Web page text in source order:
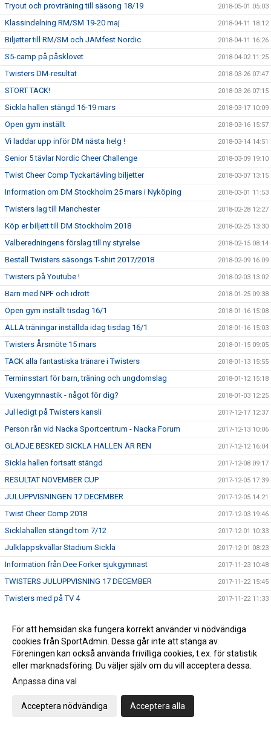
Tryout och provträning till säsong 18/19 2018-05-01 05:03
Klassindelning RM/SM 19-20 maj 2018-04-11 18:12
Biljetter till RM/SM och JAMfest Nordic 2018-04-11 16:26
S5-camp på påsklovet 2018-04-02 11:25
Twisters DM-resultat 2018-03-26 07:47
STORT TACK! 2018-03-26 07:15
Sickla hallen stängd 16-19 mars 2018-03-17 10:09
Open gym inställt 2018-03-16 15:57
Vi laddar upp inför DM nästa helg ! 2018-03-14 14:51
Senior 5 tävlar Nordic Cheer Challenge 2018-03-09 19:10
Twist Cheer Comp Tyckartävling biljetter 2018-03-07 13:15
Information om DM Stockholm 25 mars i Nyköping 2018-03-01 11:53
Twisters lag till Manchester 2018-02-28 12:27
Köp er biljett till DM Stockholm 2018 2018-02-25 13:30
Valberedningens förslag till ny styrelse 2018-02-15 08:14
Beställ Twisters säsongs T-shirt 2017/2018 2018-02-09 16:09
Twisters på Youtube ! 2018-02-03 13:02
Barn med NPF och idrott 2018-01-25 09:38
Open gym inställt tisdag 16/1 2018-01-16 15:08
ALLA träningar inställda idag tisdag 16/1 2018-01-16 15:03
Twisters Årsmöte 15 mars 2018-01-15 09:05
TACK alla fantastiska tränare i Twisters 2018-01-13 15:55
Terminsstart för barn, träning och ungdomslag 2018-01-12 15:18
Vuxengymnastik - något för dig? 2018-01-03 12:25
Jul ledigt på Twisters kansli 2017-12-17 12:37
Person rån vid Nacka Sportcentrum - Nacka Forum 2017-12-13 10:06
GLÄDJE BESKED SICKLA HALLEN ÄR REN 2017-12-12 16:04
Sickla hallen fortsatt stängd 2017-12-08 09:17
RESULTAT NOVEMBER CUP 2017-12-05 17:39
JULUPPVISNINGEN 17 DECEMBER 2017-12-05 14:21
Twist Cheer Comp 2018 2017-12-03 19:46
Sicklahallen stängd tom 7/12 2017-12-01 10:33
Julklappskvällar Stadium Sickla 2017-12-01 08:23
Information från Dee Forker sjukgymnast 2017-11-23 10:48
TWISTERS JULUPPVISNING 17 DECEMBER 2017-11-22 15:45
Twisters med på TV 4 2017-11-22 11:33
ALL TRÄNING INSTÄLLD I DAG 2017-11-21 11:59
Dräktansvarig i Twisters sökes 2017-11-17 17:32
SHOWCASE 19 november 2017-11-08 15:24
Schema för fotograferingen 19 november
Twisters säsongs T-shirt som supporter tröja
För att hemsidan ska fungera korrekt använder vi nödvändiga
cookies från SportAdmin. Dessa går inte att stänga av.
Föreningen kan också använda frivilliga cookies, t.ex. för statistik
eller marknadsföring. Du väljer själv om du vill acceptera dessa.
Anpassa dina val
Acceptera nödvändiga Acceptera alla